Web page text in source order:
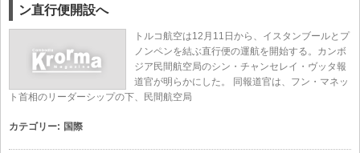
ン直行便開設へ
トルコ航空は12月11日から、イスタンブールとプ
ノンペンを結ぶ直行便の運航を開始する。カンボ
ジア民間航空局のシン・チャンセレイ・ヴッタ報
道官が明らかにした。 同報道官は、フン・マネッ
ト首相のリーダーシップの下、民間航空局
カテゴリー: 国際